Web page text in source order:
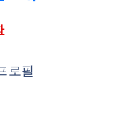
로필